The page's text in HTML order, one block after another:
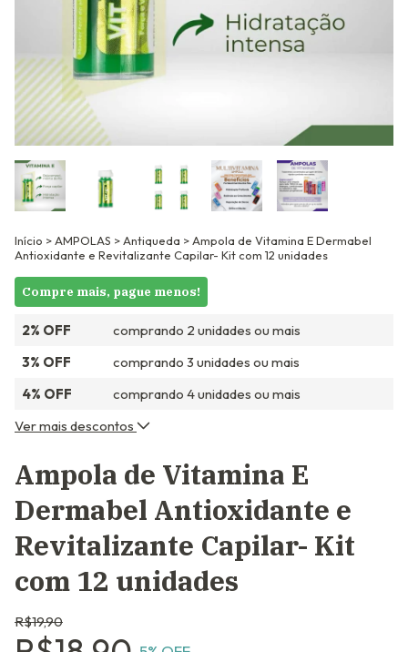
Início >AMPOLAS >Antiqueda >Ampola de Vitamina E Dermabel
Antioxidante e Revitalizante Capilar- Kit com 12 unidades
Compre mais, pague menos!
2% OFF
comprando 2 unidades ou mais
3% OFF
comprando 3 unidades ou mais
4% OFF
comprando 4 unidades ou mais
Ver mais descontos
Ampola de Vitamina E
Dermabel Antioxidante e
Revitalizante Capilar- Kit
com 12 unidades
R$19,90